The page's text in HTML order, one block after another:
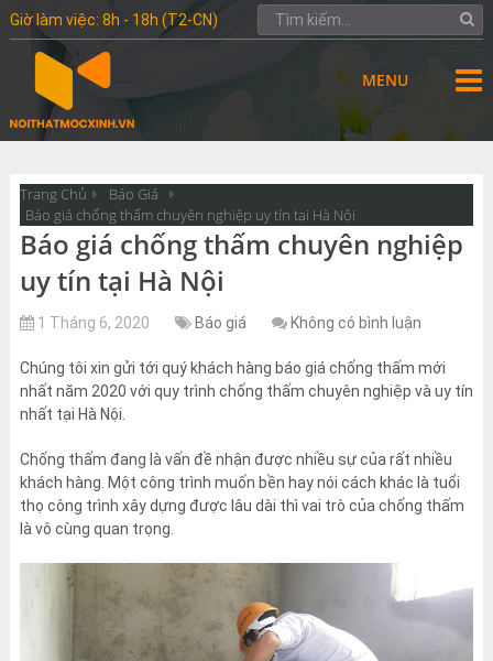
Giờ làm việc: 8h - 18h (T2-CN)
MENU
Trang Chủ
Báo Giá
Báo giá chống thấm chuyên nghiệp uy tín tại Hà Nội
Báo giá chống thấm chuyên nghiệp
uy tín tại Hà Nội
1 Tháng 6, 2020 Báo giá Không có bình luận
Chúng tôi xin gửi tới quý khách hàng báo giá chống thấm mới
nhất năm 2020 với quy trình chống thấm chuyên nghiệp và uy tín
nhất tại Hà Nội.
Chống thấm đang là vấn đề nhận được nhiều sự của rất nhiều
khách hàng. Một công trình muốn bền hay nói cách khác là tuổi
thọ công trình xây dựng được lâu dài thì vai trò của chống thấm
là vô cùng quan trọng.